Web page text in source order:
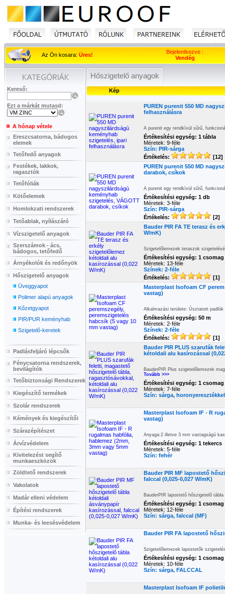
Az Ön kosara: Üres!
Bejelentkezve :
Vendég
Kereső:
Ezt a márkát mutasd:
A hónap vétele
Ereszcsatorna, bádogos
elemek
Tetőfedő anyagok
Festékek, lakkok,
ragasztók
Tetőfóliák
Kötőelemek
Homlokzati rendszerek
Tetőablak, nyílászáró
Vízszigetelő anyagok
Szerszámok - ács,
bádogos, tetőfedő
Árnyékolók és redőnyök
Hőszigetelő anyagok
Üveggyapot
Polimer alapú anyagok
Kőzetgyapot
PIR/PUR keményhab
Szigetelő-keretek
Padlásfeljáró lépcsők
Fénycsatorna rendszerek,
bevilágítók
Tetőbiztonsági Rendszerek
Kiegészítő termékek
Szolár rendszerek
Kémények és kiegészítői
Szárazépítészet
Árvízvédelem
Kivitelezést segítő
munkaeszközök
Zöldtető rendszerek
Vakolatok
Madár elleni védelem
Építési rendszerek
Munka- és leesésvédelem
Hőszigetelő anyagok
Kép
PUREN purenit 550 MD
felhasználásra
A purenit egy rendkívül sűrű,
Értékesítési egység: 1 tábla
Méretek: 9-féle
Szín: PIR-sárga
Értékelés:
[12]
PUREN purenit 550 MD
darabok, csíkok
A purenit egy rendkívül sűrű,
Értékesítési egység: 1 db
Méretek: 3-féle
Szín: PIR-sárga
Értékelés:
[2]
Bauder PIR FA TE terasz és
W/mK)
Szigetelőlemezek teraszok
Értékesítési egység: 1 csomag
Méretek: 13-féle
Színek: 2-féle
Értékelés:
[1]
Masterplast Isofoam CF
vastag)
Alkalmazási területe: Úsztatott
Értékesítési egység: 50 m
Méretek: 2-féle
Színek: 2-féle
Értékelés:
[1]
Bauder PIR PLUS szarufák
kétoldali alu kasírozással
BauderPIR Plus szigetelőlemezek
Tovább >>>
Értékesítési egység: 1 csomag
Méretek: 7-féle
Szín: sárga, horonyeresztékkel
Masterplast Isofoam IF - R
vastag)
Anyaga:2 illetve 3 mm vastagságú
Értékesítési egység: 1 tekercs
Méretek: 5-féle
Szín: fehér
Bauder PIR MF lapostető
falccal (0,025-0,027 W/mK)
BauderPIR lapostető hőszigetelő
Értékesítési egység: 1 csomag
Méretek: 12-féle
Szín: sárga, falccal (MF)
Bauder PIR FA lapostető
Szigetelőlemezek lapostetők
Értékesítési egység: 1 csomag
Méretek: 10-féle
Szín: sárga, FALCCAL
Masterplast Isofoam IF